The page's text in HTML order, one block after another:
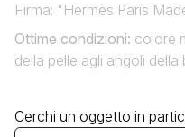
Firma: "Hermès Paris
Ottime condizioni: colore
della pelle agli angoli della
Cerchi un oggetto in